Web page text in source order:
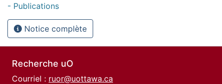
- Publications
Notice complète
Recherche uO
Courriel : ruor@uottawa.ca